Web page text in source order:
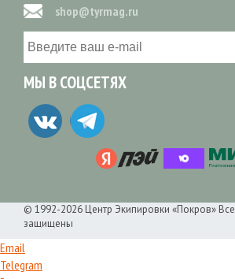
shop@tyrmag.ru
МЫ В СОЦСЕТЯХ
© 1992-2026 Центр Экипировки «Покров»
защищены
Email
Telegram